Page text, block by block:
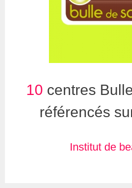
10 centres
référencés
Institut de